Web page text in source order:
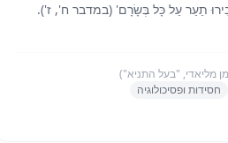
תַעַר עַל כָּל בְּשָׂרָם' (במדבר ח', ז').
גופם. מדוע מהלך כה דרסטי נדרש
בספרו 'ליקוטי תורה', חושף את
העמוקה של השיער. בתורת הסוד, שיער
מליאדי, "בעל התניא")
חסידות ופסיכולוגיה